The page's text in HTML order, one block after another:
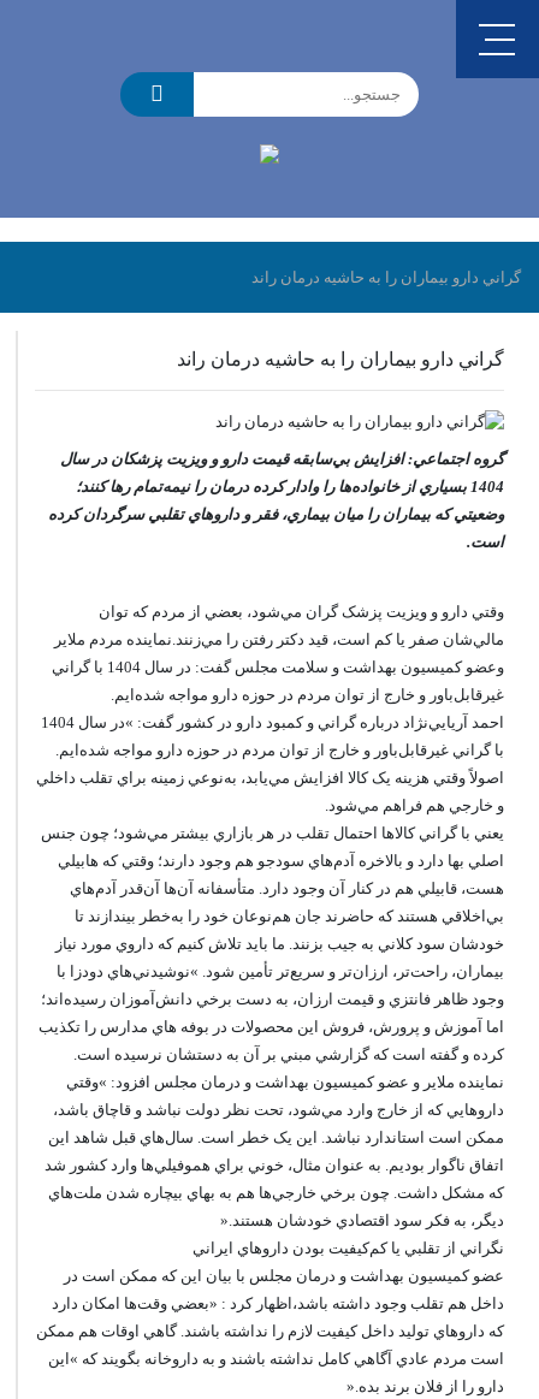
گراني دارو بيماران را به حاشيه درمان راند
گراني دارو بيماران را به حاشيه درمان راند
گروه اجتماعي: افزايش بي‌سابقه قيمت دارو و ويزيت پزشکان در سال
1404 بسياري از خانواده‌ها را وادار کرده درمان را نيمه‌تمام رها کنند؛
وضعيتي که بيماران را ميان بيماري، فقر و داروهاي تقلبي سرگردان کرده
است.
وقتي دارو و ويزيت پزشک گران مي‌شود، بعضي از مردم که توان
مالي‌شان صفر يا کم است، قيد دکتر رفتن را مي‌زنند.نماينده مردم ملاير
وعضو کميسيون بهداشت و سلامت مجلس گفت: در سال 1404 با گراني
غيرقابل‌باور و خارج از توان مردم در حوزه دارو مواجه شده‌ايم.
احمد آريايي‌نژاد درباره گراني و کمبود دارو در کشور گفت: »در سال 1404
با گراني غيرقابل‌باور و خارج از توان مردم در حوزه دارو مواجه شده‌ايم.
اصولاً وقتي هزينه يک کالا افزايش مي‌يابد، به‌نوعي زمينه براي تقلب داخلي
و خارجي هم فراهم مي‌شود.
يعني با گراني کالاها احتمال تقلب در هر بازاري بيشتر مي‌شود؛ چون جنس
اصلي بها دارد و بالاخره آدم‌هاي سودجو هم وجود دارند؛ وقتي که هابيلي
هست، قابيلي هم در کنار آن وجود دارد. متأسفانه آن‌ها آن‌قدر آدم‌هاي
بي‌اخلاقي هستند که حاضرند جان هم‌نوعان خود را به‌خطر بيندازند تا
خودشان سود کلاني به جيب بزنند. ما بايد تلاش کنيم که داروي مورد نياز
بيماران، راحت‌تر، ارزان‌تر و سريع‌تر تأمين شود. »نوشيدني‌هاي دودزا با
وجود ظاهر فانتزي و قيمت ارزان، به دست برخي دانش‌آموزان رسيده‌اند؛
اما آموزش و پرورش، فروش اين محصولات در بوفه هاي مدارس را تکذيب
کرده و گفته است که گزارشي مبني بر آن به دستشان نرسيده است.
نماينده ملاير و عضو کميسيون بهداشت و درمان مجلس افزود: »وقتي
داروهايي که از خارج وارد مي‌شود، تحت نظر دولت نباشد و قاچاق باشد،
ممکن است استاندارد نباشد. اين يک خطر است. سال‌هاي قبل شاهد اين
اتفاق ناگوار بوديم. به عنوان مثال، خوني براي هموفيلي‌ها وارد کشور شد
که مشکل داشت. چون برخي خارجي‌ها هم به بهاي بيچاره شدن ملت‌هاي
ديگر، به فکر سود اقتصادي خودشان هستند.«
نگراني از تقلبي يا کم‌کيفيت بودن داروهاي ايراني
عضو کميسيون بهداشت و درمان مجلس با بيان اين که ممکن است در
داخل هم تقلب وجود داشته باشد،اظهار کرد : «بعضي وقت‌ها امکان دارد
که داروهاي توليد داخل کيفيت لازم را نداشته باشند. گاهي اوقات هم ممکن
است مردم عادي آگاهي کامل نداشته باشند و به داروخانه بگويند که »اين
دارو را از فلان برند بده.«